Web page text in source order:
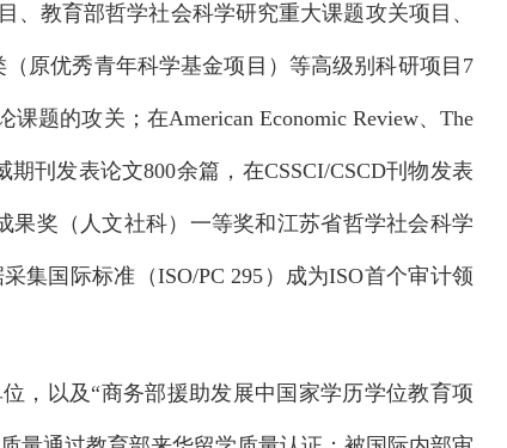
、教育部哲学社会科学研究重大课题攻关项目、
原优秀青年科学基金项目）等高级别科研项目7
题的攻关；在American Economic Review、The
期刊发表论文800余篇，在CSSCI/CSCD刊物发表
果奖（人文社科）一等奖和江苏省哲学社会科学
集国际标准（ISO/PC 295）成为ISO首个审计领
，以及“商务部援助发展中国家学历学位教育项